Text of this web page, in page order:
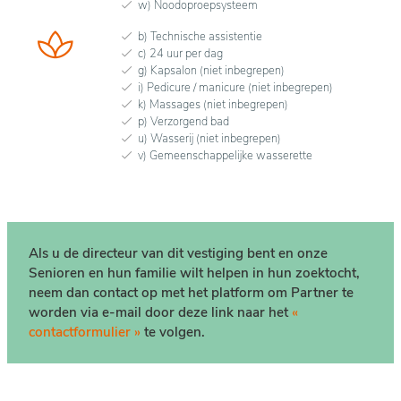
w) Noodoproepsysteem
b) Technische assistentie
c) 24 uur per dag
g) Kapsalon (niet inbegrepen)
i) Pedicure / manicure (niet inbegrepen)
k) Massages (niet inbegrepen)
p) Verzorgend bad
u) Wasserij (niet inbegrepen)
v) Gemeenschappelijke wasserette
Als u de directeur van dit vestiging bent en onze
Senioren en hun familie wilt helpen in hun zoektocht,
neem dan contact op met het platform om Partner te
worden via e-mail door deze link naar het «
contactformulier » te volgen.